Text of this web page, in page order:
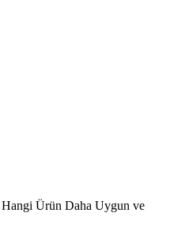
Hangi Ürün Daha Uygun ve